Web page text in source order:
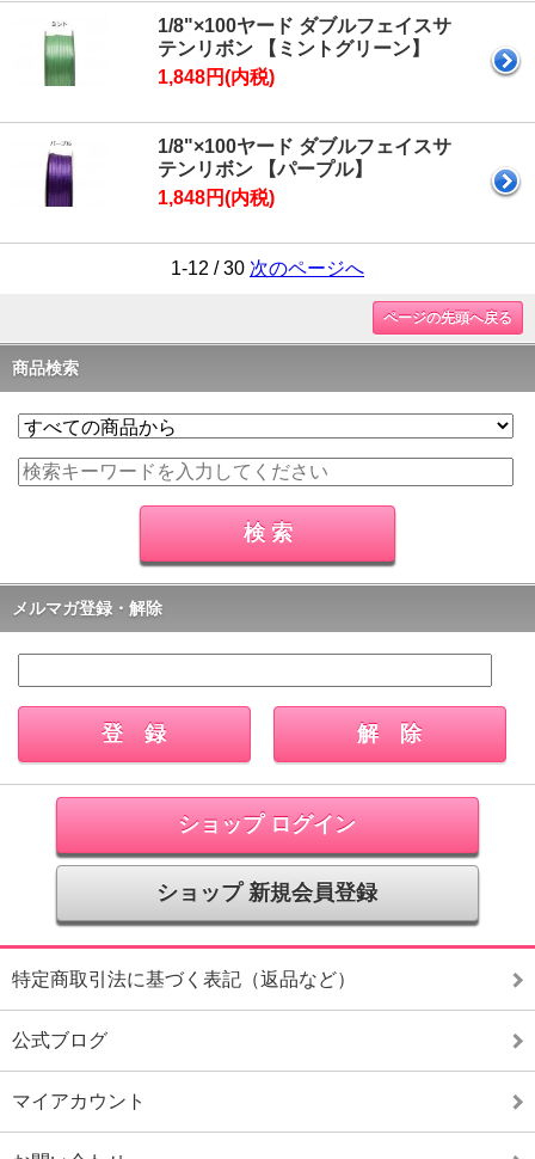
1/8"×100ヤード ダブルフェイスサ
テンリボン 【ミントグリーン】
1,848円(内税)
1/8"×100ヤード ダブルフェイスサ
テンリボン 【パープル】
1,848円(内税)
1-12 / 30 次のページへ
ページの先頭へ戻る
商品検索
メルマガ登録・解除
ショップ ログイン
ショップ 新規会員登録
特定商取引法に基づく表記（返品など）
公式ブログ
マイアカウント